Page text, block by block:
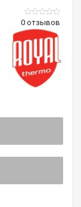
0 отзывов